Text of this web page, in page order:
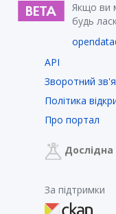
Якщо ви
будь
API
Зворотний
Політика
Про портал
Дослідна
За підтримки